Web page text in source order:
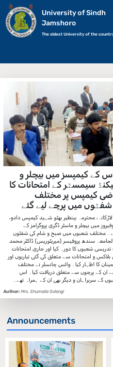
University of Sindh
Jamshoro
The oldest University of the
کے کیمپسز میں بیچلر و
سیمسٹر کے امتحانات کا
قاضی کیمپس پر مختلف
میں پرچے لیے گئے
محترمہ بینظیر بھٹو شہید کیمپس دادو،
میں بیچلر و ماسٹر ڈگری پروگرامز کے
ہے۔ مختلف شعبوں میں صبح و شام کی شفٹوں
سندھ پروفیسر (میریٹوریس) ڈاکٹر محمد
شعبوں کا دورہ کیا اور جاری امتحانات
بلاکس و امتحانات سے متعلق کی گئی تیاریوں اور
کا اظہار کیا۔ وائس چانسلر نے مختلف
ان کے پرچوں سے متعلق دریافت کیا۔ اس
Author: Mrs. Shumaila Solangi
Announcements